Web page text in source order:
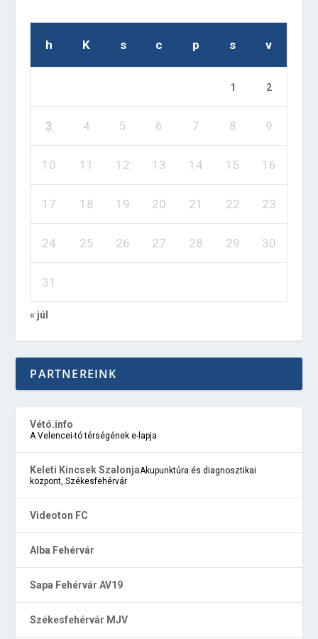
h K s c p s v
1 2
3 4 5 6 7 8 9
10 11 12 13 14 15 16
17 18 19 20 21 22 23
24 25 26 27 28 29 30
31
« júl
PARTNEREINK
Vétó.info
A Velencei-tó térségének e-lapja
Keleti Kincsek SzalonjaAkupunktúra és diagnosztikai
központ, Székesfehérvár
Videoton FC
Alba Fehérvár
Sapa Fehérvár AV19
Székesfehérvár MJV